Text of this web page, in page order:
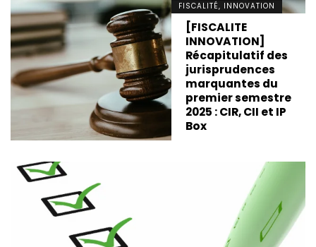
FISCALITÉ, INNOVATION
[FISCALITE
INNOVATION]
Récapitulatif des
jurisprudences
marquantes du
premier semestre
2025 : CIR, CII et IP
Box